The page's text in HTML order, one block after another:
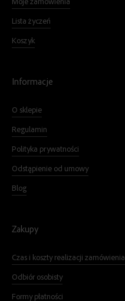
Lista życzeń
Koszyk
Informacje
O sklepie
Regulamin
Polityka prywatności
Odstąpienie od umowy
Blog
Zakupy
Czas i koszty realizacji zamówienia
Odbiór osobisty
Formy płatności